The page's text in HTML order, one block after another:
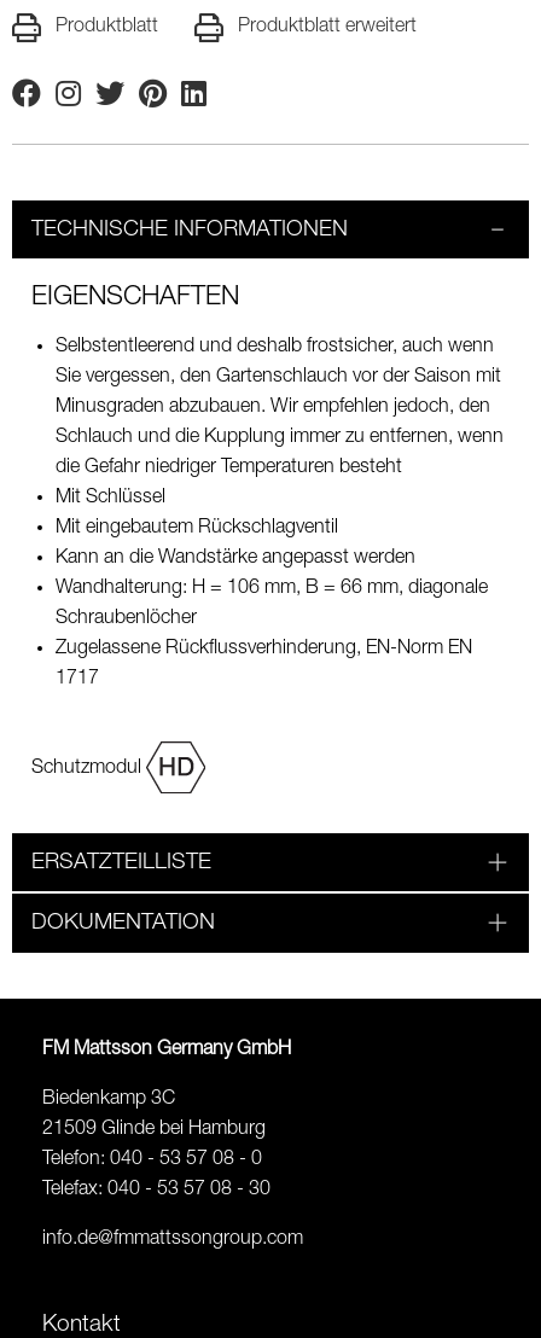
Produktblatt Produktblatt erweitert
FacebookInstagram
TwitterPinterestLinkedin
TECHNISCHE INFORMATIONEN
EIGENSCHAFTEN
Selbstentleerend und deshalb frostsicher, auch wenn
Sie vergessen, den Gartenschlauch vor der Saison mit
Minusgraden abzubauen. Wir empfehlen jedoch, den
Schlauch und die Kupplung immer zu entfernen, wenn
die Gefahr niedriger Temperaturen besteht
Mit Schlüssel
Mit eingebautem Rückschlagventil
Kann an die Wandstärke angepasst werden
Wandhalterung: H = 106 mm, B = 66 mm, diagonale
Schraubenlöcher
Zugelassene Rückflussverhinderung, EN-Norm EN
1717
Schutzmodul
ERSATZTEILLISTE
DOKUMENTATION
FM Mattsson Germany GmbH
Biedenkamp 3C
21509 Glinde bei Hamburg
Telefon: 040 - 53 57 08 - 0
Telefax: 040 - 53 57 08 - 30
info.de@fmmattssongroup.com
Kontakt